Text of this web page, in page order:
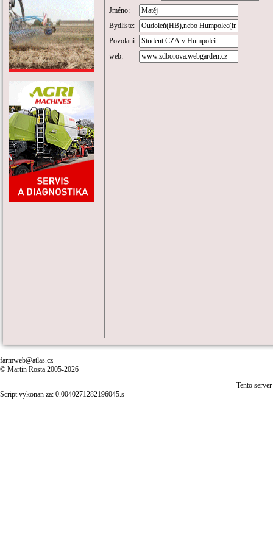
Jméno:
Bydliste:
Povolani:
web:
farmweb@atlas.cz
© Martin Rosta 2005-2026
Tento
Script vykonan za: 0.0040271282196045.s